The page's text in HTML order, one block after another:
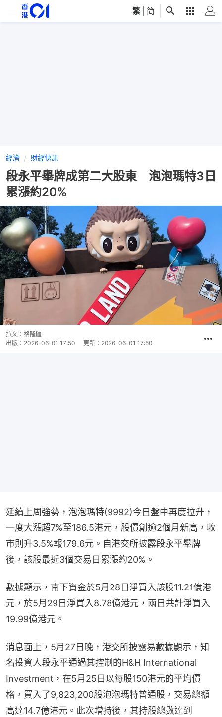
繁 简
經濟 財經快訊
段永平舉牌成第二大股東 泡泡瑪特3日
累漲約20%
撰文： 格隆匯
出版： 2026-06-01 17:50 更新： 2026-06-01 17:50
延續上周強勢，泡泡瑪特(9992)今日盤中再度拉升，
一度大漲超7%至186.5港元，股價創逾2個月新高，收
市則升3.5%報179.6元。自港交所披露段永平舉牌
後，該股最近3個交易日累漲約20%。
數據顯示，南下資金於5月28日淨買入該股11.21億港
元，於5月29日淨買入8.78億港元，兩日共計淨買入
19.99億港元。
消息面上，5月27日晚，港交所披露易數據顯示，知
名投資人段永平通過其控制的H&H International
Investment，在5月25日以每股150港元的平均價
格，買入了9,823,200股泡泡瑪特普通股，交易總額
高達14.7億港元。此次增持後，其持股總數達到